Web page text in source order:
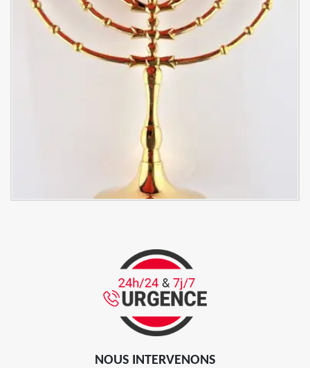
NOUS INTERVENONS